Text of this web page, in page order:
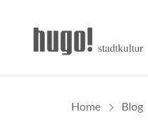
Home Blog